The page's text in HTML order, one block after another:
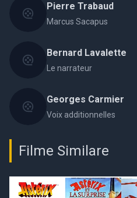
Pierre Trabaud
Marcus Sacapus
Bernard Lavalette
Le narrateur
Georges Carmier
Voix additionnelles
Filme Similare